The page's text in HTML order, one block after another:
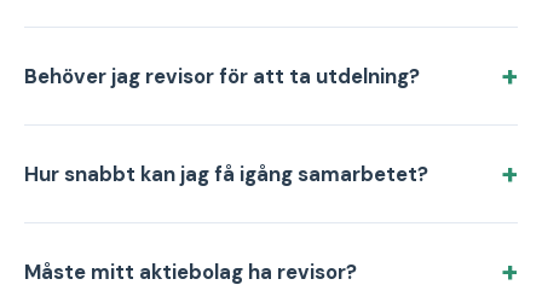
Behöver jag revisor för att ta utdelning?
Hur snabbt kan jag få igång samarbetet?
Måste mitt aktiebolag ha revisor?